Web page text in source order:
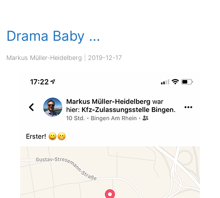
Drama Baby …
Markus Müller-Heidelberg 2019-12-17